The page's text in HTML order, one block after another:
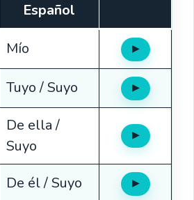
Español
Mío ▶Oír
Tuyo / Suyo ▶Oír
De ella /
Suyo
▶Oír
De él / Suyo ▶Oír